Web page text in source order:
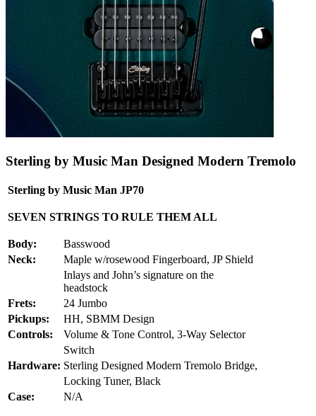
Sterling by Music Man Designed Modern Tremolo
Sterling by Music Man JP70
SEVEN STRINGS TO RULE THEM ALL
Body:
Basswood
Neck:
Maple w/rosewood Fingerboard, JP Shield
Inlays and John’s signature on the
headstock
Frets:
24 Jumbo
Pickups:
HH, SBMM Design
Controls:
Volume & Tone Control, 3-Way Selector
Switch
Hardware: Sterling Designed Modern Tremolo Bridge,
Locking Tuner, Black
Case:
N/A